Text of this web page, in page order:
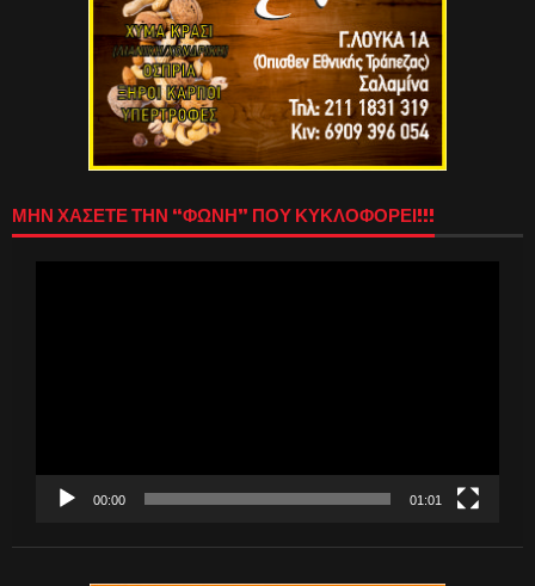
ΜΗΝ ΧΑΣΕΤΕ ΤΗΝ “ΦΩΝΗ” ΠΟΥ ΚΥΚΛΟΦΟΡΕΙ!!!
00:00 01:01